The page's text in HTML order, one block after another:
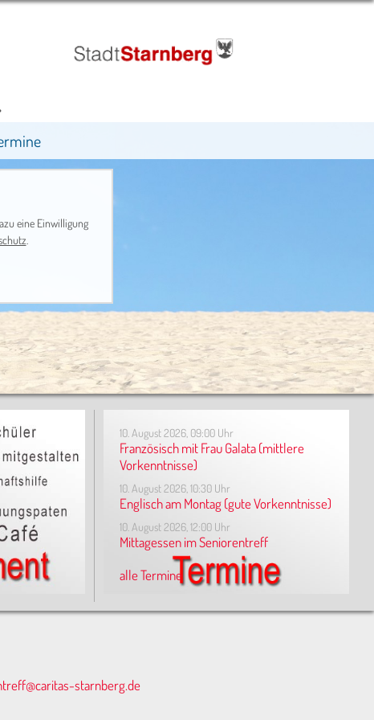
10. August 2026, 09:00 Uhr
Französisch mit Frau Galata (mittlere
Vorkenntnisse)
10. August 2026, 10:30 Uhr
Englisch am Montag (gute Vorkenntnisse)
10. August 2026, 12:00 Uhr
Mittagessen im Seniorentreff
alle Termine
starnberg.de
eine Einwilligung